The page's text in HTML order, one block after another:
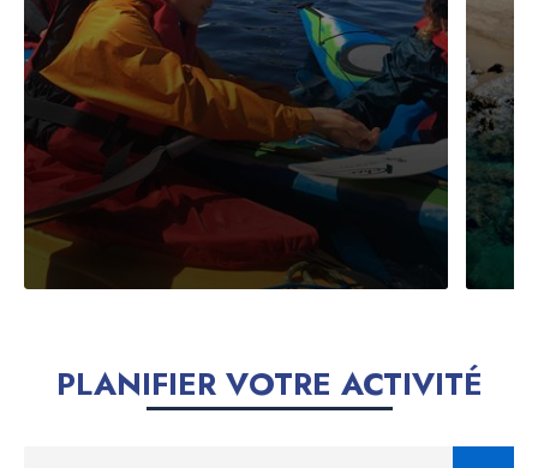
PLANIFIER VOTRE ACTIVITÉ